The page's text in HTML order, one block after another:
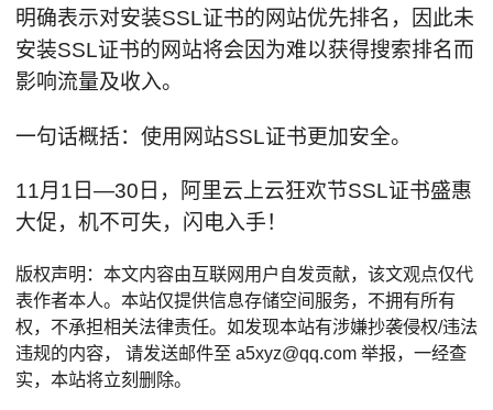
明确表示对安装SSL证书的网站优先排名，因此未
安装SSL证书的网站将会因为难以获得搜索排名而
影响流量及收入。
一句话概括：使用网站SSL证书更加安全。
11月1日—30日，阿里云上云狂欢节SSL证书盛惠
大促，机不可失，闪电入手！
版权声明：本文内容由互联网用户自发贡献，该文观点仅代
表作者本人。本站仅提供信息存储空间服务，不拥有所有
权，不承担相关法律责任。如发现本站有涉嫌抄袭侵权/违法
违规的内容， 请发送邮件至 a5xyz@qq.com 举报，一经查
实，本站将立刻删除。